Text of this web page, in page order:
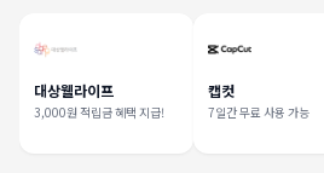
대상웰라이프
3,000원 적립금 혜택 지급!
캡컷
7일간 무료 사용 가능